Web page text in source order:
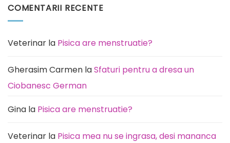
predispusă
Pisica
la
rutină
COMENTARII RECENTE
Veterinar la Pisica are menstruatie?
Gherasim Carmen laSfaturi pentru a dresa un
Ciobanesc German
Gina la Pisica are menstruatie?
Veterinar la Pisica mea nu se ingrasa, desi mananca